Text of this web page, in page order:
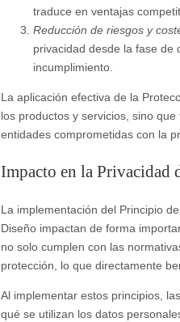
traduce en ventajas
Reducción de riesgos y
privacidad desde la fase de
incumplimiento.
La aplicación efectiva de la
los productos y servicios, sino
entidades comprometidas con la
Impacto en la Privacidad
La implementación del Principio
Diseño impactan de forma
no solo cumplen con las
protección, lo que directamente
Al implementar estos principios,
qué se utilizan los datos